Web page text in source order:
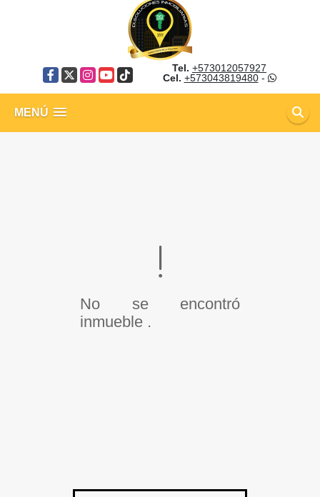
Facebook
X Instagram
YouTube
TikTok
Tel. +573012057927
Cel. +573043819480-
MENÚ
No se encontró
inmueble .